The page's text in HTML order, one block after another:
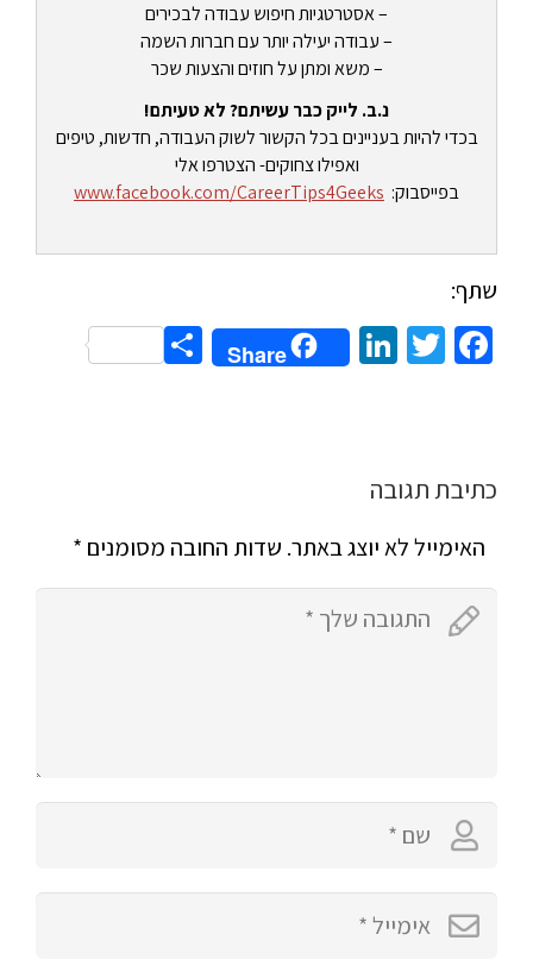
– אסטרטגיות חיפוש עבודה לבכירים
– עבודה יעילה יותר עם חברות השמה
– משא ומתן על חוזים והצעות שכר
נ.ב. לייק כבר עשיתם? לא טעיתם!
בכדי להיות בעניינים בכל הקשור לשוק העבודה, חדשות, טיפים
ואפילו צחוקים- הצטרפו אלי
בפייסבוק: www.facebook.com/CareerTips4Geeks
שתף:
Facebook
Twitter
LinkedIn
Share
Share
כתיבת תגובה
האימייל לא יוצג באתר. שדות החובה מסומנים *